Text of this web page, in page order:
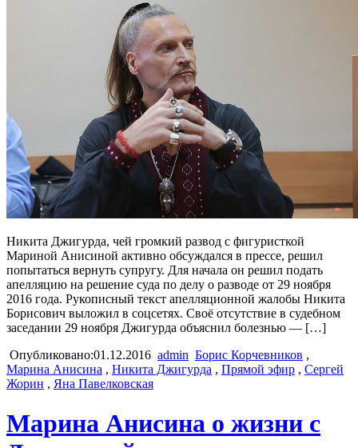
Никита Джигурда, чей громкий развод с фигуристкой
Мариной Анисиной активно обсуждался в прессе, решил
попытаться вернуть супругу. Для начала он решил подать
апелляцию на решение суда по делу о разводе от 29 ноября
2016 года. Рукописный текст апелляционной жалобы Никита
Борисович выложил в соцсетях. Своё отсутствие в судебном
заседании 29 ноября Джигурда объяснил болезнью — […]
Опубликовано:01.12.2016 admin Борис Корчевников ,
Марина Анисина , Никита Джигурда , Прямой эфир , Сергей
Жорин , Яна Павелковская
Марина Анисина о жизни с